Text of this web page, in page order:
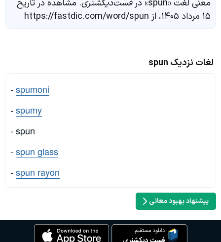
معنی لغت «spun» در فست‌دیکشنری. مشاهده در تاریخ
۱۵ مرداد ۱۴۰۵، از https://fastdic.com/word/spun
لغات نزدیک spun
-spumoni
-spumy
- spun
-spun glass
-spun rayon
پیشنهاد بهبود معانی